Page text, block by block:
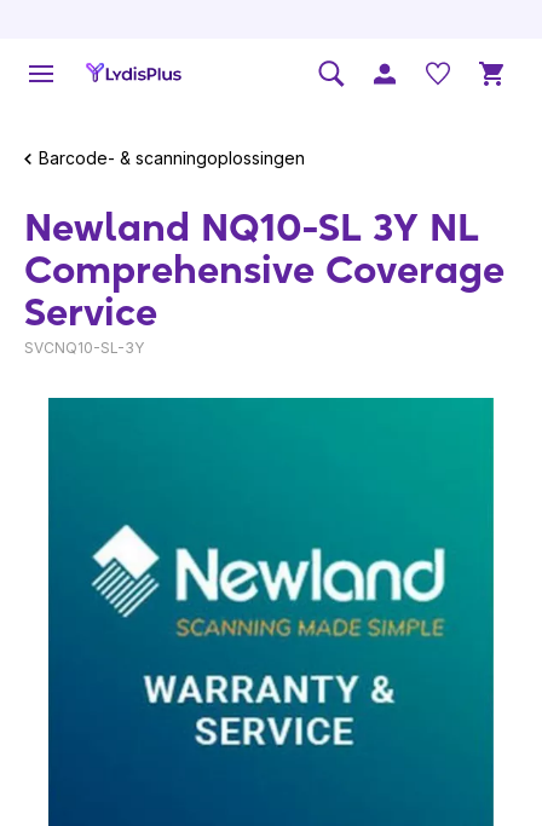
Barcode- & scanningoplossingen
Newland NQ10-SL 3Y NL
Comprehensive Coverage
Service
SVCNQ10-SL-3Y